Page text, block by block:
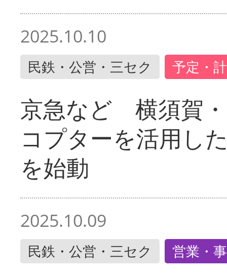
2025.10.10
民鉄・公営・三セク 予定・
京急など 横須賀
コプターを活用し
を始動
2025.10.09
民鉄・公営・三セク 営業・